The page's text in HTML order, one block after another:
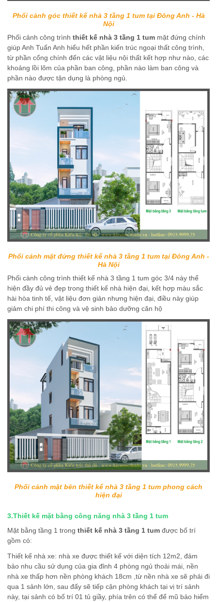
Phổi cảnh góc thiết kế nhà 3 tầng 1 tum tại Đông Anh - Hà
Nội
Phối cảnh công trình thiết kế nhà 3 tầng 1 tum mặt đứng chính
giúp Anh Tuấn Anh hiểu hết phần kiến trúc ngoại thất công trình,
từ phần cổng chính đến các vật liệu nội thất kết hợp như nào, các
khoảng lồi lõm của phần ban công, phần nào làm ban công và
phần nào được tận dụng là phòng ngủ.
Phổi cảnh mặt đứng thiết kế nhà 3 tầng 1 tum tại Đông Anh -
Hà Nội
Phối cành công trình thiết kế nhà 3 tầng 1 tum góc 3/4 này thể
hiện đầy đủ vẻ đẹp trong thiết kế nhà hiện đại, kết hợp màu sắc
hài hòa tinh tế, vật liệu đơn giản nhưng hiện đại, điều này giúp
giảm chi phí thi công và vệ sinh bảo dưỡng căn hộ
Phổi cảnh mặt bên thiết kế nhà 3 tầng 1 tum phong cách
hiện đại
3.Thiết kế mặt bằng công năng nhà 3 tầng 1 tum
Mặt bằng tầng 1 trong thiết kế nhà 3 tầng 1 tum được bố trí
gồm có:
Thiết kế nhà xe: nhà xe được thiết kế với diện tích 12m2, đảm
bảo nhu cầu sử dụng của gia đỉnh 4 phòng ngủ thoải mái, nền
nhà xe thấp hơn nền phòng khách 18cm ,từ nền nhà xe sẽ phải đi
qua 1 sảnh lớn, sau đấy sẽ tiếp cận phòng khách tại vị trí sảnh
này, tại sảnh có bố trí 01 tủ giầy, phía trên có thể để mũ bảo hiểm